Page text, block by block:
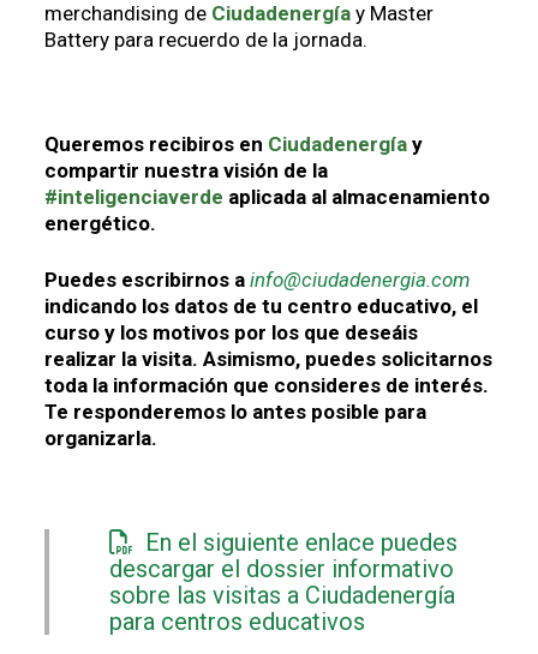
merchandising de Ciudadenergía y Master
Battery para recuerdo de la jornada.
Queremos recibiros en Ciudadenergía y
compartir nuestra visión de la
#inteligenciaverde aplicada al almacenamiento
energético.
Puedes escribirnos a info@ciudadenergia.com
indicando los datos de tu centro educativo, el
curso y los motivos por los que deseáis
realizar la visita. Asimismo, puedes solicitarnos
toda la información que consideres de interés.
Te responderemos lo antes posible para
organizarla.
En el siguiente enlace puedes
descargar el dossier informativo
sobre las visitas a Ciudadenergía
para centros educativos